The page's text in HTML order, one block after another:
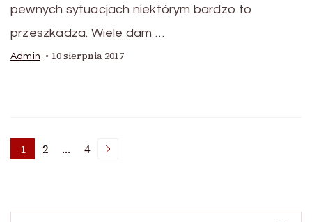
pewnych sytuacjach niektórym bardzo to
przeszkadza. Wiele dam …
Admin 10 sierpnia 2017
Stronicowanie
wpisów
Strona
1 Strona
2 … Strona
4